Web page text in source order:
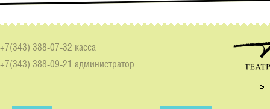
+7(343) 388-07-32 касса
+7(343) 388-09-21 администратор